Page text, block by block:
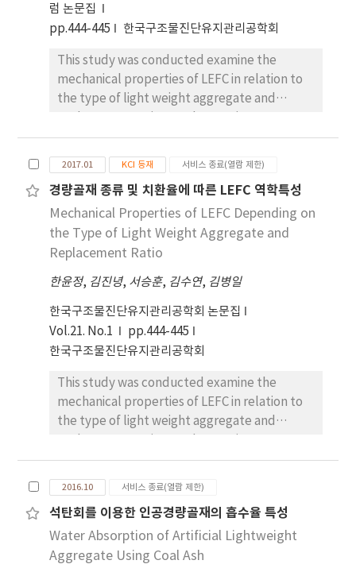
럼 논문집
pp.444-445
한국구조물진단유지관리공학회
This study was conducted examine the
mechanical properties of LEFC in relation to
the type of light weight aggregate and
different replacement ratio was used for
recycled waste ALC and the bottom ash light
weight aggregate respectively. The tests
revealed that 60% of the waste ALC light
weight aggregate is suitable for securing the
optimal strength and light weight of the
LEFC.
2017.01 KCI 등재 서비스 종료(열람 제한)
경량골재 종류 및 치환율에 따른 LEFC 역학특성
Mechanical Properties of LEFC Depending on
the Type of Light Weight Aggregate and
Replacement Ratio
한윤정, 김진녕, 서승훈, 김수연, 김병일
한국구조물진단유지관리공학회 논문집
Vol.21. No.1
pp.444-445
한국구조물진단유지관리공학회
This study was conducted examine the
mechanical properties of LEFC in relation to
the type of light weight aggregate and
different replacement ratio was used for
recycled waste ALC and the bottom ash light
weight aggregate respectively. The tests
revealed that 60% of the waste ALC light
weight aggregate is suitable for securing the
optimal strength and light weight of the
2016.10 서비스 종료(열람 제한)
석탄회를 이용한 인공경량골재의 흡수율 특성
Water Absorption of Artificial Lightweight
Aggregate Using Coal Ash